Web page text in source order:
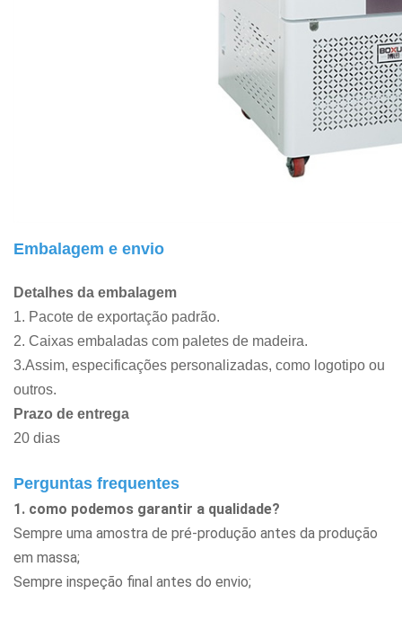
Embalagem e envio
Detalhes da embalagem
1. Pacote de exportação padrão.
2. Caixas embaladas com paletes de madeira.
3.Assim, especificações personalizadas, como logotipo ou
outros.
Prazo de entrega
20 dias
Perguntas frequentes
1. como podemos garantir a qualidade?
Sempre uma amostra de pré-produção antes da produção
em massa;
Sempre inspeção final antes do envio;